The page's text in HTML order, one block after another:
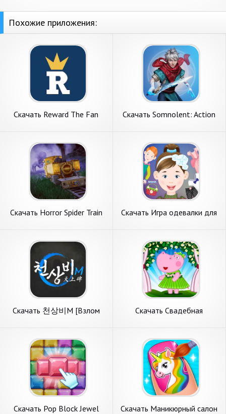
Похожие приложения:
Скачать Reward The Fan
Скачать Somnolent: Action
Скачать Horror Spider Train
Скачать Игра одевалки для
Скачать 천상비M [Взлом
Скачать Свадебная
Андроид
Скачать Pop Block Jewel
Скачать Маникюрный салон